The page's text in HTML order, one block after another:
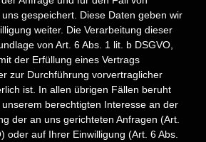
gespeichert. Diese Daten geben wir
weiter. Die Verarbeitung dieser
von Art. 6 Abs. 1 lit. b DSGVO,
der Erfüllung eines Vertrags
zur Durchführung vorvertraglicher
ist. In allen übrigen Fällen beruht
berechtigten Interesse an der
der an uns gerichteten Anfragen (Art.
oder auf Ihrer Einwilligung (Art. 6 Abs.